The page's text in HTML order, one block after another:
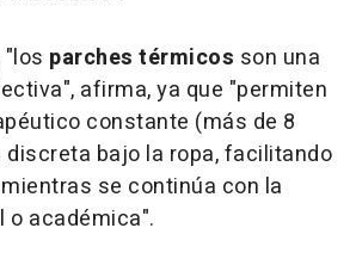
parches térmicos son una
afirma, ya que "permiten
constante (más de 8
bajo la ropa, facilitando
se continúa con la
o académica".